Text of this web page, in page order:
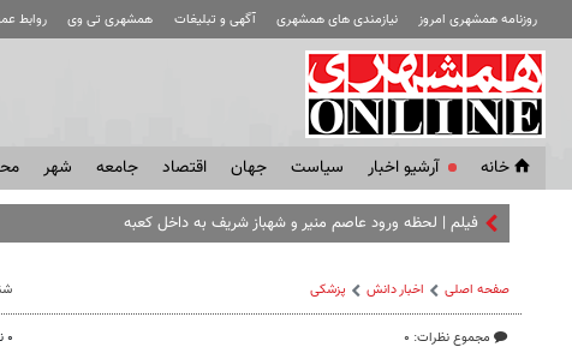
روزنامه همشهری امروز نیازمندی های همشهری آگهی و تبلیغات همشهری تی وی روابط
خانه آرشیو اخبار سياست جهان اقتصاد جامعه شهر
فیلم | لحظه ورود عاصم منیر و شهباز شریف به داخل کعبه
صفحه اصلی اخبار دانش پزشکی
مجموع نظرات: ۰
شنبه ۱۱
۰ نفر